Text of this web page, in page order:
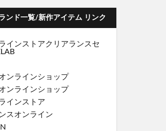
ンド一覧/新作アイテム リンク
インストアクリアランスセ
ンラインショップ
ンラインショップ
インストア
スオンライン